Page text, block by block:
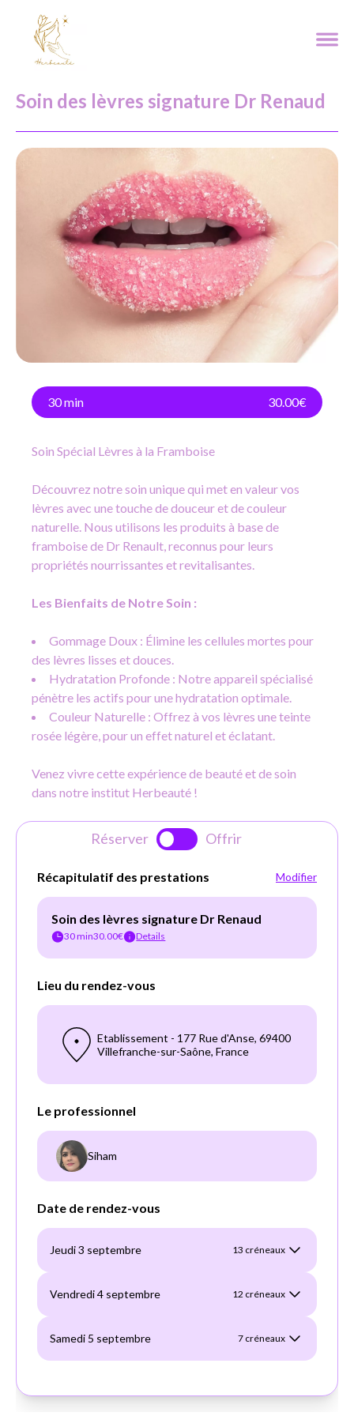
Soin des lèvres signature Dr Renaud
Réserver Offrir
30 min 30.00€
Soin Spécial Lèvres à la Framboise
Découvrez notre soin unique qui met en valeur vos
lèvres avec une touche de douceur et de couleur
naturelle. Nous utilisons les produits à base de
framboise de Dr Renault, reconnus pour leurs
propriétés nourrissantes et revitalisantes.
Les Bienfaits de Notre Soin :
Gommage Doux : Élimine les cellules mortes pour
des lèvres lisses et douces.
Hydratation Profonde : Notre appareil spécialisé
pénètre les actifs pour une hydratation optimale.
Couleur Naturelle : Offrez à vos lèvres une teinte
rosée légère, pour un effet naturel et éclatant.
Venez vivre cette expérience de beauté et de soin
dans notre institut Herbeauté !